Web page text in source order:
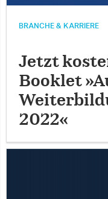
BRANCHE & KARRIERE
Jetzt
Booklet
2022«